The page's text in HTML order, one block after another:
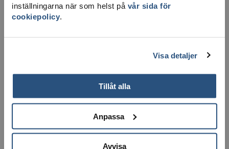
inställningarna när som helst på vår sida för
cookiepolicy.
Visa detaljer
Tillåt alla
Anpassa
Avvisa